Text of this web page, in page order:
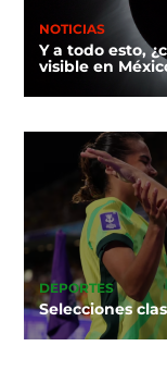
NOTICIAS
Y a todo esto,
visible en
DEPORTES
Selecciones